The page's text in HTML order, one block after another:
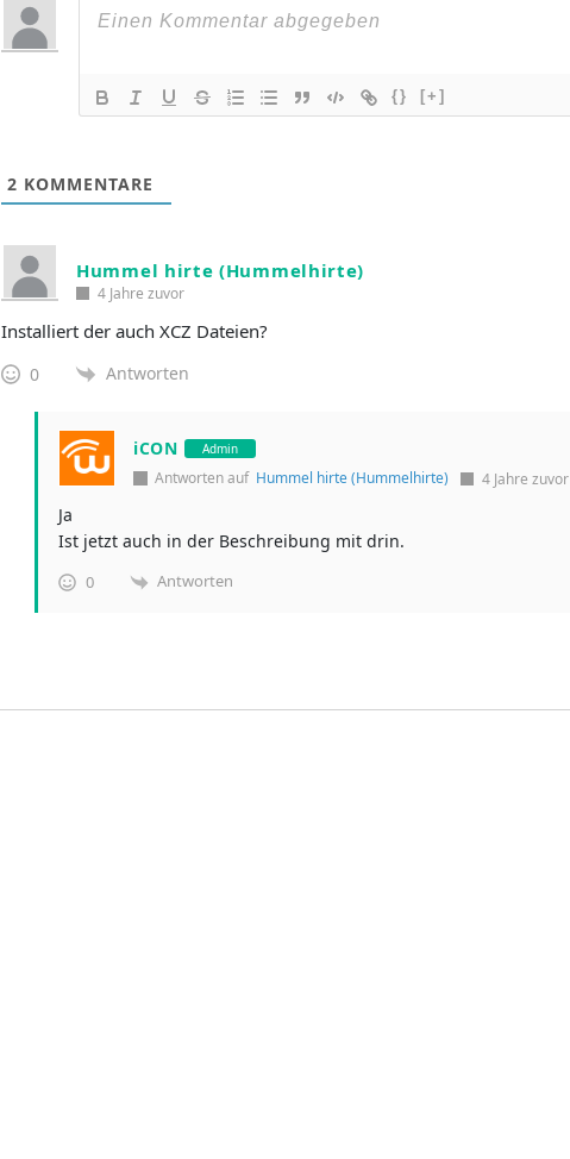
{} [+]
2 KOMMENTARE
Hummel hirte (Hummelhirte)
4 Jahre zuvor
Installiert der auch XCZ Dateien?
0 Antworten
iCON Admin
Antworten auf Hummel hirte (Hummelhirte) 4 Jahre zuvor
Ja
Ist jetzt auch in der Beschreibung mit drin.
0 Antworten